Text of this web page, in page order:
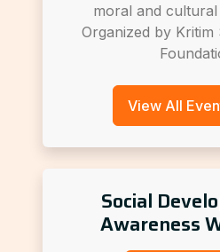
moral and
Organized by Kritim
View All
Social
Awareness